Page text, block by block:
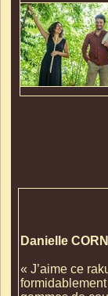
Danielle
« J’aime ce